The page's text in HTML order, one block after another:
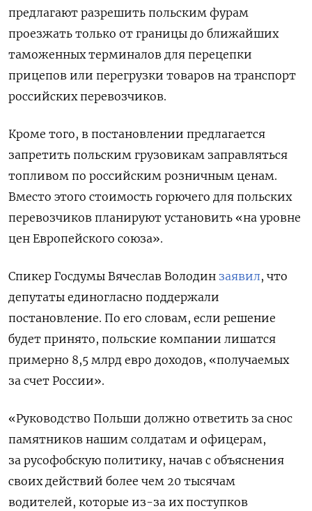
предлагают разрешить польским фурам
проезжать только от границы до ближайших
таможенных терминалов для перецепки
прицепов или перегрузки товаров на транспорт
российских перевозчиков.
Кроме того, в постановлении предлагается
запретить польским грузовикам заправляться
топливом по российским розничным ценам.
Вместо этого стоимость горючего для польских
перевозчиков планируют установить «на уровне
цен Европейского союза».
Спикер Госдумы Вячеслав Володин заявил, что
депутаты единогласно поддержали
постановление. По его словам, если решение
будет принято, польские компании лишатся
примерно 8,5 млрд евро доходов, «получаемых
за счет России».
«Руководство Польши должно ответить за снос
памятников нашим солдатам и офицерам,
за русофобскую политику, начав с объяснения
своих действий более чем 20 тысячам
водителей, которые из-за их поступков